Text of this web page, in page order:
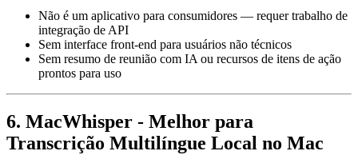
Não é um aplicativo para consumidores — requer trabalho de
integração de API
Sem interface front-end para usuários não técnicos
Sem resumo de reunião com IA ou recursos de itens de ação
prontos para uso
6. MacWhisper - Melhor para
Transcrição Multilíngue Local no Mac